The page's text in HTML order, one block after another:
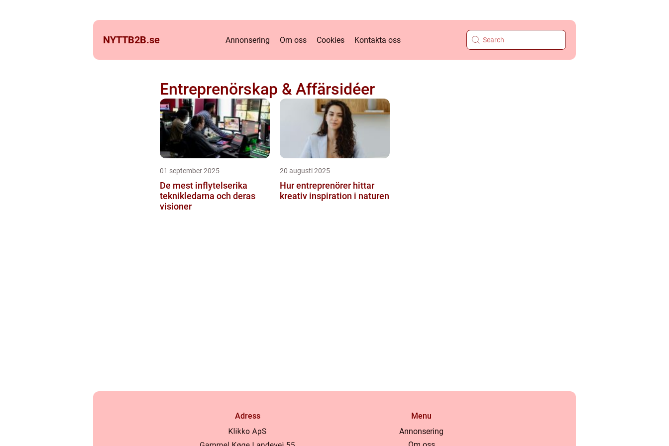
NYTTB2B.se Annonsering Om oss Cookies Kontakta oss
Entreprenörskap & Affärsidéer
01 september 2025
De mest inflytelserika
teknikledarna och deras
visioner
20 augusti 2025
Hur entreprenörer hittar
kreativ inspiration i naturen
Adress
Menu
Annonsering